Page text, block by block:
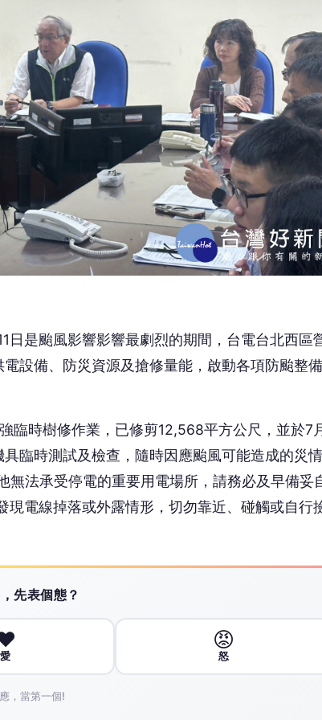
日是颱風影響影響最劇烈的期間，台電台北西區
設備、防災資源及搶修量能，啟動各項防颱整
臨時樹修作業，已修剪12,568平方公尺，並於7
臨時測試及檢查，隨時因應颱風可能造成的災
無法承受停電的重要用電場所，請務必及早備妥
電線掉落或外露情形，切勿靠近、碰觸或自行
先表個態？
愛
😡
怒
，當第一個!